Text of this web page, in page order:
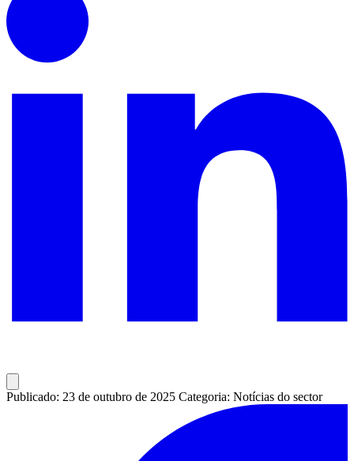
Publicado: 23 de outubro de 2025 Categoria: Notícias do sector